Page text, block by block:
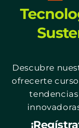
Descubre
ofrecerte